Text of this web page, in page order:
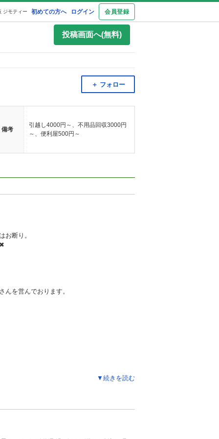
初めての方へ ログイン 会員登録
ジモティー
投稿画面へ(無料)
＋ フォロー
備考
引越し4000円～、不用品回収3000円
～、便利屋500円～
お断り。
んを営んでおります。
▼続きを読む